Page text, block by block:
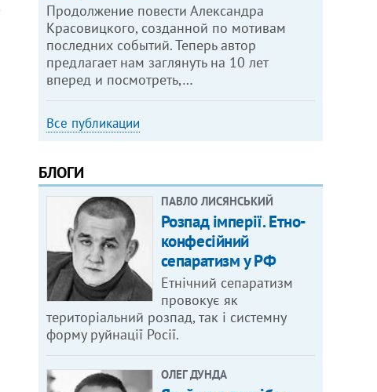
Продолжение повести Александра
Красовицкого, созданной по мотивам
последних событий. Теперь автор
предлагает нам заглянуть на 10 лет
вперед и посмотреть,…
Все публикации
БЛОГИ
ПАВЛО ЛИСЯНСЬКИЙ
Розпад імперії. Етно-
конфесійний
сепаратизм у РФ
Етнічний сепаратизм
провокує як
територіальний розпад, так і системну
форму руйнації Росії.
ОЛЕГ ДУНДА